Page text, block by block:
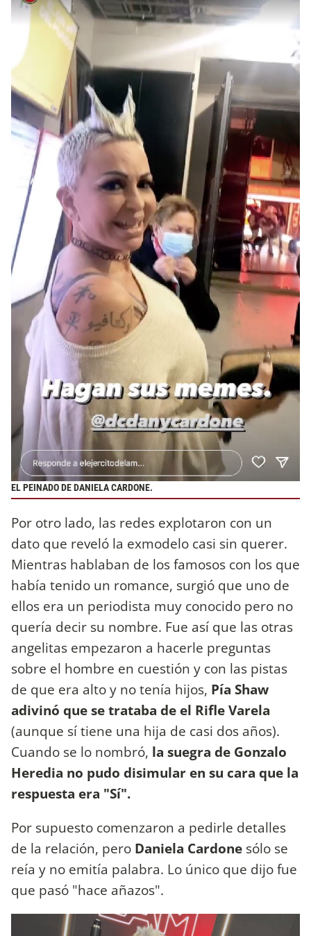
EL PEINADO DE DANIELA CARDONE.
Por otro lado, las redes explotaron con un
dato que reveló la exmodelo casi sin querer.
Mientras hablaban de los famosos con los que
había tenido un romance, surgió que uno de
ellos era un periodista muy conocido pero no
quería decir su nombre. Fue así que las otras
angelitas empezaron a hacerle preguntas
sobre el hombre en cuestión y con las pistas
de que era alto y no tenía hijos, Pía Shaw
adivinó que se trataba de el Rifle Varela
(aunque sí tiene una hija de casi dos años).
Cuando se lo nombró, la suegra de Gonzalo
Heredia no pudo disimular en su cara que la
respuesta era "Sí".
Por supuesto comenzaron a pedirle detalles
de la relación, pero Daniela Cardone sólo se
reía y no emitía palabra. Lo único que dijo fue
que pasó "hace añazos".